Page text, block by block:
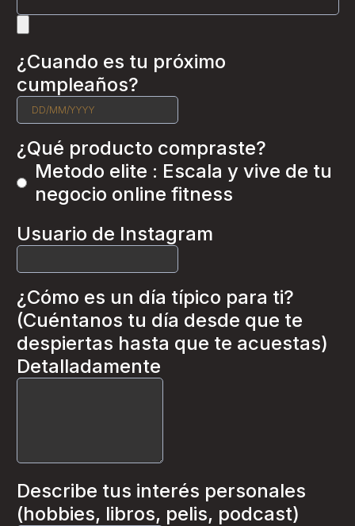
¿Cuando es tu próximo
cumpleaños?
¿Qué producto compraste?
Metodo elite : Escala y vive de tu
negocio online fitness
Usuario de Instagram
¿Cómo es un día típico para ti?
(Cuéntanos tu día desde que te
despiertas hasta que te acuestas)
Detalladamente
Describe tus interés personales
(hobbies, libros, pelis, podcast)